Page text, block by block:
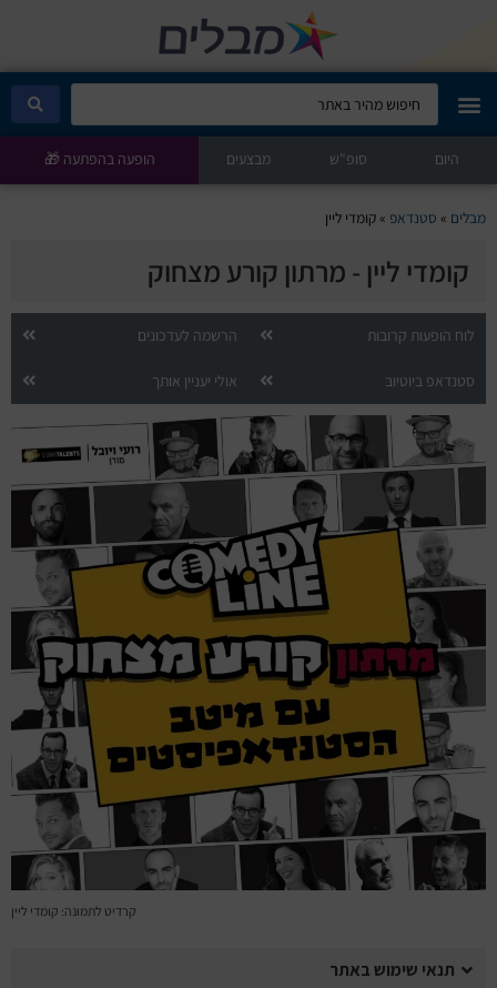
מבלים קלאב
הופעות היום
סטנדאפ
הצגות ילדים
הופעות חיות
הצגות תיאטרון
מחזות זמר
מחול ובלט
קונצרטים
הרצאות
סרטים
חופשה והופעה
היום סופ"ש מבצעים הופעה בהפתעה 🎁
מבלים » סטנדאפ »קומדי ליין
קומדי ליין - מרתון קורע מצחוק
לוח הופעות קרובות הרשמה לעדכונים
סטנדאפ ביוטיוב אולי יעניין אותך
קרדיט לתמונה: קומדי ליין
תנאי שימוש באתר